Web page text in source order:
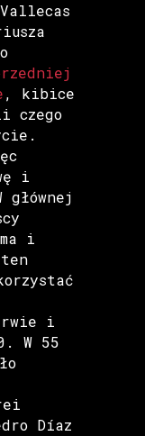
, kibice
czego
i
i
i
W 55
Díaz